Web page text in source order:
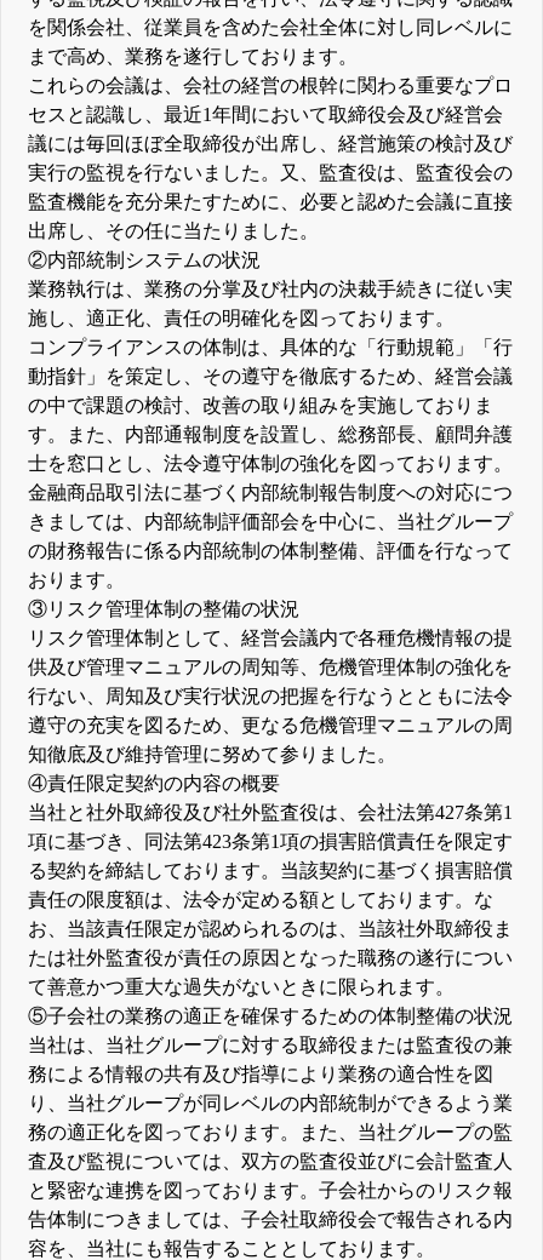
を関係会社、従業員を含めた会社全体に対し同レベルに
まで高め、業務を遂行しております。
これらの会議は、会社の経営の根幹に関わる重要なプロ
セスと認識し、最近1年間において取締役会及び経営会
議には毎回ほぼ全取締役が出席し、経営施策の検討及び
実行の監視を行ないました。又、監査役は、監査役会の
監査機能を充分果たすために、必要と認めた会議に直接
出席し、その任に当たりました。
②内部統制システムの状況
業務執行は、業務の分掌及び社内の決裁手続きに従い実
施し、適正化、責任の明確化を図っております。
コンプライアンスの体制は、具体的な「行動規範」「行
動指針」を策定し、その遵守を徹底するため、経営会議
の中で課題の検討、改善の取り組みを実施しておりま
す。また、内部通報制度を設置し、総務部長、顧問弁護
士を窓口とし、法令遵守体制の強化を図っております。
金融商品取引法に基づく内部統制報告制度への対応につ
きましては、内部統制評価部会を中心に、当社グループ
の財務報告に係る内部統制の体制整備、評価を行なって
おります。
③リスク管理体制の整備の状況
リスク管理体制として、経営会議内で各種危機情報の提
供及び管理マニュアルの周知等、危機管理体制の強化を
行ない、周知及び実行状況の把握を行なうとともに法令
遵守の充実を図るため、更なる危機管理マニュアルの周
知徹底及び維持管理に努めて参りました。
④責任限定契約の内容の概要
当社と社外取締役及び社外監査役は、会社法第427条第1
項に基づき、同法第423条第1項の損害賠償責任を限定す
る契約を締結しております。当該契約に基づく損害賠償
責任の限度額は、法令が定める額としております。な
お、当該責任限定が認められるのは、当該社外取締役ま
たは社外監査役が責任の原因となった職務の遂行につい
て善意かつ重大な過失がないときに限られます。
⑤子会社の業務の適正を確保するための体制整備の状況
当社は、当社グループに対する取締役または監査役の兼
務による情報の共有及び指導により業務の適合性を図
り、当社グループが同レベルの内部統制ができるよう業
務の適正化を図っております。また、当社グループの監
査及び監視については、双方の監査役並びに会計監査人
と緊密な連携を図っております。子会社からのリスク報
告体制につきましては、子会社取締役会で報告される内
容を、当社にも報告することとしております。